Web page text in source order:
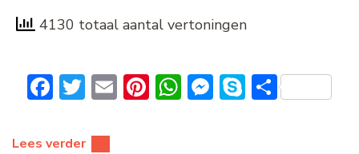
4130 totaal aantal vertoningen
Facebook
Twitter
EmailPinterest
WhatsApp
Messenger
Skype
Delen
Lees verder